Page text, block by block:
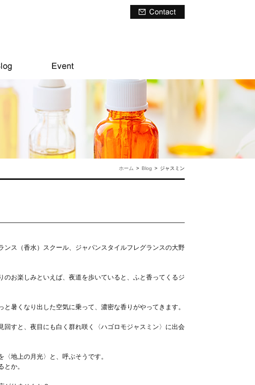
ホーム > Blog > ジャスミン
ンス（香水）スクール、ジャパンスタイルフレグランスの大野
のお楽しみといえば、夜道を歩いていると、ふと香ってくるジ
と暑くなり出した空気に乗って、濃密な香りがやってきます。
回すと、夜目にも白く群れ咲く〈ハゴロモジャスミン〉に出会
〈地上の月光〉と、呼ぶそうです。
か。